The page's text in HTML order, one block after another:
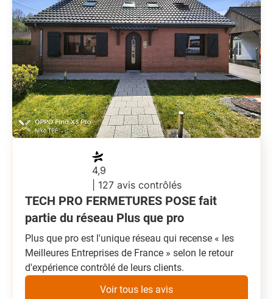
4,9
| 127 avis contrôlés
TECH PRO FERMETURES POSE fait
partie du réseau Plus que pro
Plus que pro est l'unique réseau qui recense « les
Meilleures Entreprises de France » selon le retour
d'expérience contrôlé de leurs clients.
Voir tous les avis